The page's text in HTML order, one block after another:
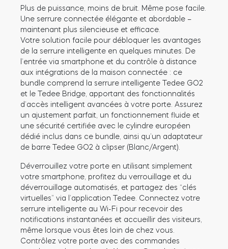
Module relais connecté BleBox
Tedee Dry Contact
Tedee GO2
Acheter
Plus de puissance, moins de bruit. Même pose facile.
Une serrure connectée élégante et abordable –
maintenant plus silencieuse et efficace.
Votre solution facile pour débloquer les avantages
de la serrure intelligente en quelques minutes. De
l’entrée via smartphone et du contrôle à distance
aux intégrations de la maison connectée : ce
bundle comprend la serrure intelligente Tedee GO2
et le Tedee Bridge, apportant des fonctionnalités
d’accès intelligent avancées à votre porte. Assurez
un ajustement parfait, un fonctionnement fluide et
une sécurité certifiée avec le cylindre européen
dédié inclus dans ce bundle, ainsi qu’un adaptateur
de barre Tedee GO2 à clipser (Blanc/Argent).
Déverrouillez votre porte en utilisant simplement
votre smartphone, profitez du verrouillage et du
déverrouillage automatisés, et partagez des “clés
virtuelles” via l’application Tedee. Connectez votre
serrure intelligente au Wi-Fi pour recevoir des
notifications instantanées et accueillir des visiteurs,
même lorsque vous êtes loin de chez vous.
Contrôlez votre porte avec des commandes